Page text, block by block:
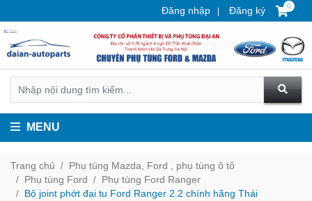
Đăng nhập Đăng ký 0
MENU
Trang chủ
Phụ tùng Mazda, Ford , phụ tùng ô tô
Phụ tùng Ford
Phụ tùng Ford Ranger
Bộ joint phớt đại tu Ford Ranger 2.2 chính hãng Thái